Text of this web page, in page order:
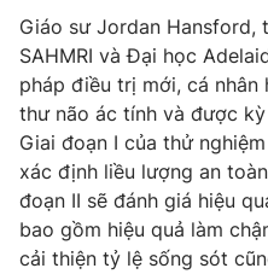
Liên hệ tòa soạn
THỜI BÁO VTV
Giáo sư Jordan Hansford,
SAHMRI và Đại học
pháp điều trị mới, cá nhân
thư não ác tính và được
Giai đoạn I của thử
xác định liều lượng an
đoạn II sẽ đánh giá hiệu
bao gồm hiệu quả làm
cải thiện tỷ lệ sống sót